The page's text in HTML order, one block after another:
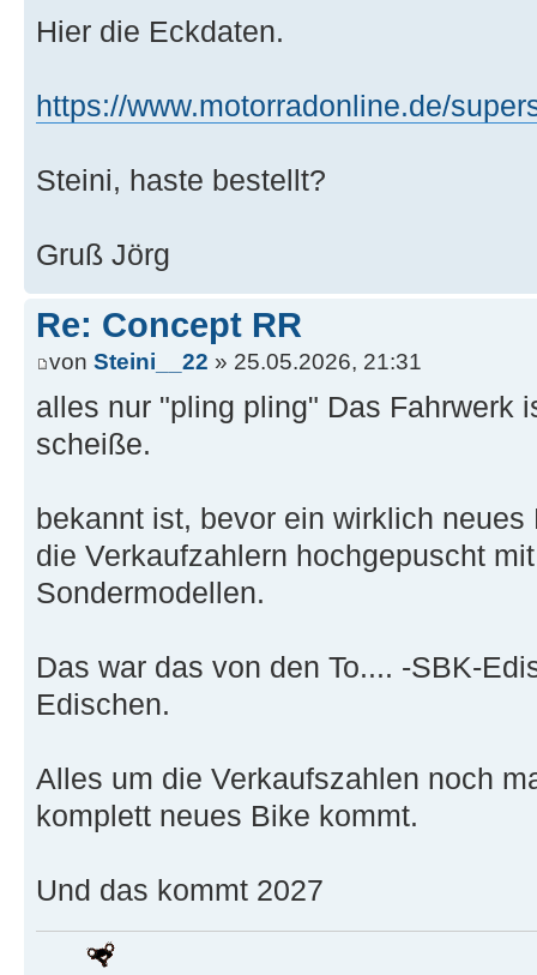
Hier die Eckdaten.
https://www.motorradonline.de/
Steini, haste bestellt?
Gruß Jörg
Re: Concept RR
von Steini__22 » 25.05.2026, 21:31
alles nur "pling pling" Das Fahrwerk
scheiße.
bekannt ist, bevor ein wirklich
die Verkaufzahlern hochgepuscht
Sondermodellen.
Das war das von den To.... -SBK-
Edischen.
Alles um die Verkaufszahlen noch
komplett neues Bike kommt.
Und das kommt 2027